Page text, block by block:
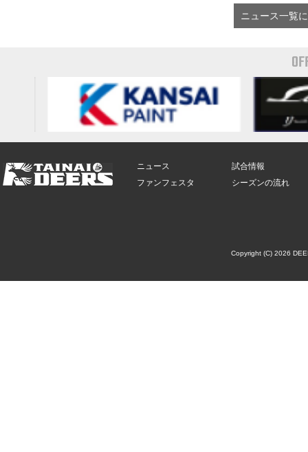
ニュース一覧
ニュース
ファンフェスタ
試合情報
シーズンの流れ
Copyright (C) 2026